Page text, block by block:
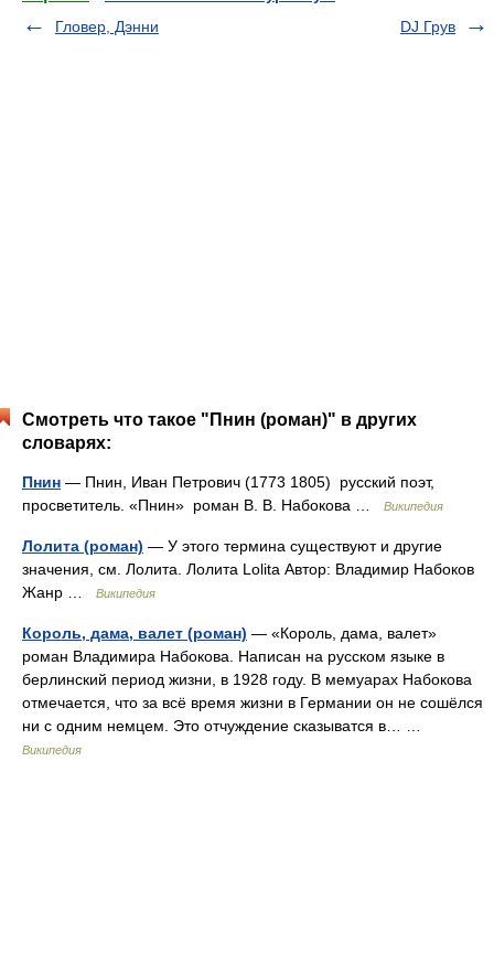
Гловер, Дэнни
DJ Грув
Смотреть что такое "Пнин (роман)" в других
словарях:
Пнин — Пнин, Иван Петрович (1773 1805) русский поэт,
просветитель. «Пнин» роман В. В. Набокова …
Википедия
Лолита (роман) — У этого термина существуют и другие
значения, см. Лолита. Лолита Lolita Автор: Владимир Набоков
Жанр …
Википедия
Король, дама, валет (роман) — «Король, дама, валет»
роман Владимира Набокова. Написан на русском языке в
берлинский период жизни, в 1928 году. В мемуарах Набокова
отмечается, что за всё время жизни в Германии он не сошёлся
ни с одним немцем. Это отчуждение сказыватся в… …
Википедия